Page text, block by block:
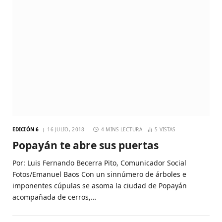
EDICIÓN 6 16 JULIO, 2018 4 MINS LECTURA 5 VISTAS
Popayán te abre sus puertas
Por: Luis Fernando Becerra Pito, Comunicador Social
Fotos/Emanuel Baos Con un sinnúmero de árboles e
imponentes cúpulas se asoma la ciudad de Popayán
acompañada de cerros,…